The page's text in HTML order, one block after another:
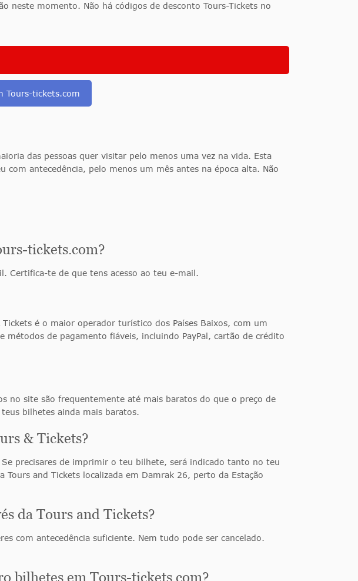
neste momento. Não há códigos de desconto Tours-Tickets no
Tours-tickets.com
das pessoas quer visitar pelo menos uma vez na vida. Esta
antecedência, pelo menos um mês antes na época alta. Não
tickets.com?
Certifica-te de que tens acesso ao teu e-mail.
é o maior operador turístico dos Países Baixos, com um
de pagamento fiáveis, incluindo PayPal, cartão de crédito
no site são frequentemente até mais baratos do que o preço de
bilhetes ainda mais baratos.
& Tickets?
precisares de imprimir o teu bilhete, será indicado tanto no teu
and Tickets localizada em Damrak 26, perto da Estação
da Tours and Tickets?
com antecedência suficiente. Nem tudo pode ser cancelado.
bilhetes em Tours-tickets.com?